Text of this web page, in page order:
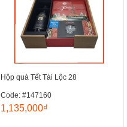
Hộp quà Tết Tài Lộc 28
Code: #147160
1,135,000₫